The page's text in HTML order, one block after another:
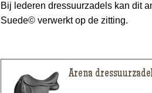
Bij lederen dressuurzadels kan dit
Suede© verwerkt op de zitting.
Arena